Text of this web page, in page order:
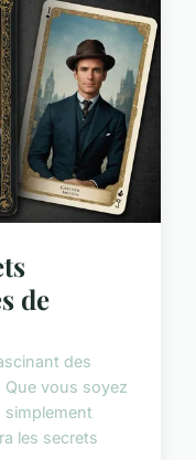
de
des
vous soyez
les secrets